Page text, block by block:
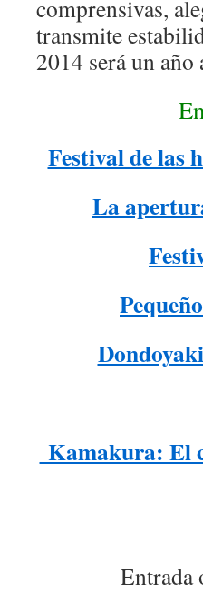
comprensivas,
transmite
2014 será un
Festival de las
La
Kamakura: El
Entrada